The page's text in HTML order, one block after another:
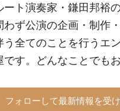
ート演奏家・鎌田邦裕
わず公演の企画・制作
う全てのことを行うエ
です。どんなことでも
フォローして最新情報を受